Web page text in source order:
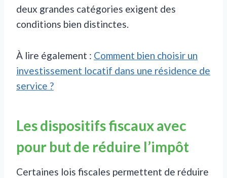
deux grandes catégories exigent des
conditions bien distinctes.
À lire également : Comment bien choisir un
investissement locatif dans une résidence de
service ?
Les dispositifs fiscaux avec
pour but de réduire l’impôt
Certaines lois fiscales permettent de réduire